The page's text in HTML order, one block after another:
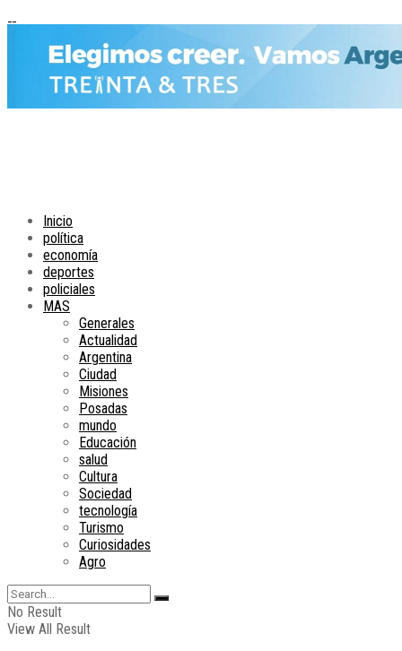
Inicio
política
economía
deportes
policiales
MAS
Generales
Actualidad
Argentina
Ciudad
Misiones
Posadas
mundo
Educación
salud
Cultura
Sociedad
tecnología
Turismo
Curiosidades
Agro
No Result
View All Result